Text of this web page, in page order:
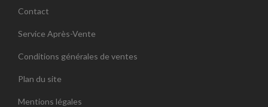
Contact
Service Après-Vente
Conditions générales de ventes
Plan du site
Mentions légales